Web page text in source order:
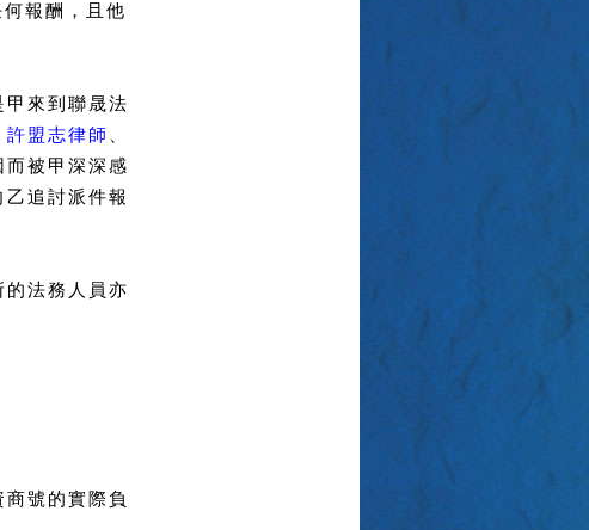
報酬，且他
來到聯晟法
許盟志律師
被甲深深感
追討派件報
的法務人員亦
號的實際負